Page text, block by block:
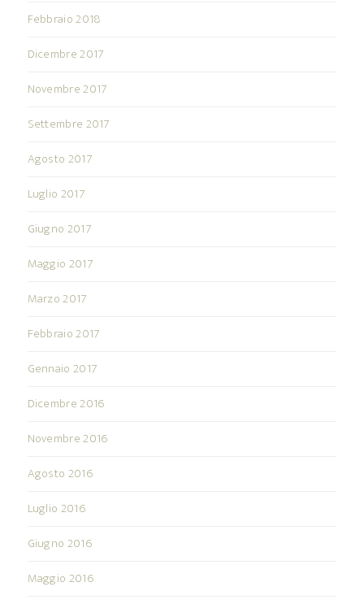
Febbraio 2018
Dicembre 2017
Novembre 2017
Settembre 2017
Agosto 2017
Luglio 2017
Giugno 2017
Maggio 2017
Marzo 2017
Febbraio 2017
Gennaio 2017
Dicembre 2016
Novembre 2016
Agosto 2016
Luglio 2016
Giugno 2016
Maggio 2016